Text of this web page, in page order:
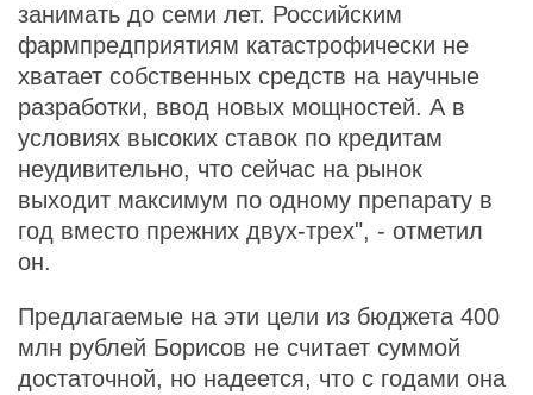
занимать до семи лет. Российским
фармпредприятиям катастрофически не
хватает собственных средств на научные
разработки, ввод новых мощностей. А в
условиях высоких ставок по кредитам
неудивительно, что сейчас на рынок
выходит максимум по одному препарату в
год вместо прежних двух-трех", - отметил
он.
Предлагаемые на эти цели из бюджета 400
млн рублей Борисов не считает суммой
достаточной, но надеется, что с годами она